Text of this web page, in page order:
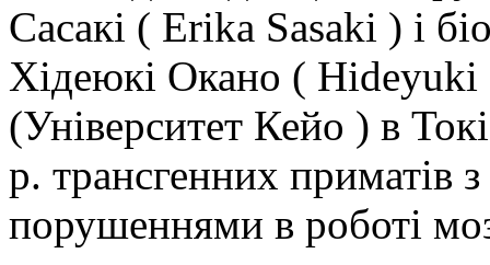
Сасакі ( Erika Sasaki ) і
Хідеюкі Окано ( Hideyuki
(Університет Кейо ) в
р. трансгенних приматів
порушеннями в роботі